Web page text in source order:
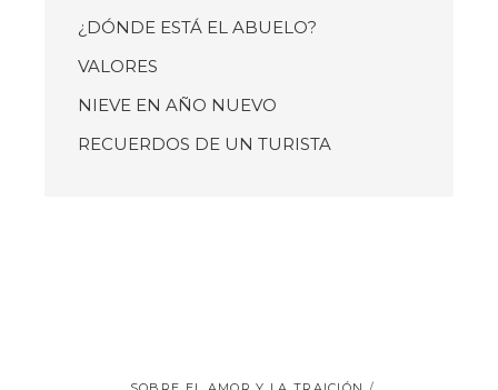
¿DÓNDE ESTÁ EL ABUELO?
VALORES
NIEVE EN AÑO NUEVO
RECUERDOS DE UN TURISTA